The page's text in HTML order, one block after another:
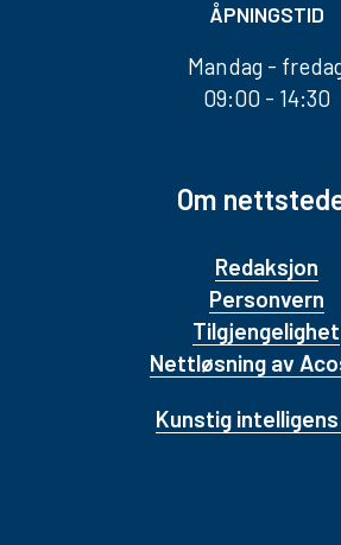
ÅPNINGSTID
Mandag -
09:00 - 14:30
Om
Redaksjon
Personvern
Tilgjengelighet
Nettløsning av
Kunstig intelligens